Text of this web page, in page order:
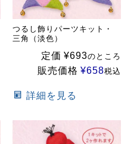
つるし飾りパーツキット・
三角（淡色）
定価 ¥693のところ
販売価格 ¥658税込
詳細を見る